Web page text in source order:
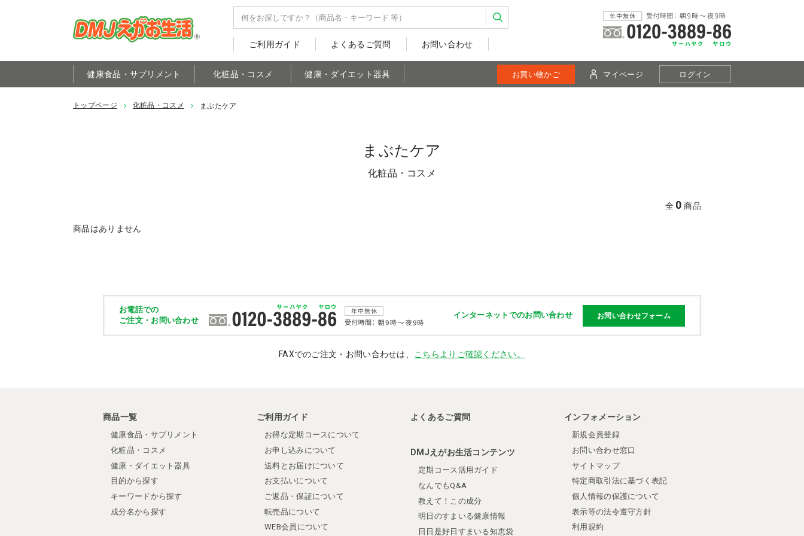
ご利用ガイド よくあるご質問 お問い合わせ
健康食品・サプリメント 化粧品・コスメ 健康・ダイエット器具 お買い物かご マイページ ログイン
トップページ 化粧品・コスメ まぶたケア
まぶたケア
化粧品・コスメ
全 0 商品
商品はありません
お電話での
ご注文・お問い合わせ
インターネットでのお問い合わせ お問い合わせフォーム
FAXでのご注文・お問い合わせは、 こちらよりご確認ください。
商品一覧
健康食品・サプリメント
化粧品・コスメ
健康・ダイエット器具
目的から探す
キーワードから探す
成分名から探す
ご利用ガイド
お得な定期コースについて
お申し込みについて
送料とお届けについて
お支払いについて
ご返品・保証について
転売品について
WEB会員について
よくあるご質問
DMJえがお生活コンテンツ
定期コース活用ガイド
なんでもQ&A
教えて！この成分
明日のすまいる健康情報
日日是好日すまいる知恵袋
インフォメーション
新規会員登録
お問い合わせ窓口
サイトマップ
特定商取引法に基づく表記
個人情報の保護について
表示等の法令遵守方針
利用規約